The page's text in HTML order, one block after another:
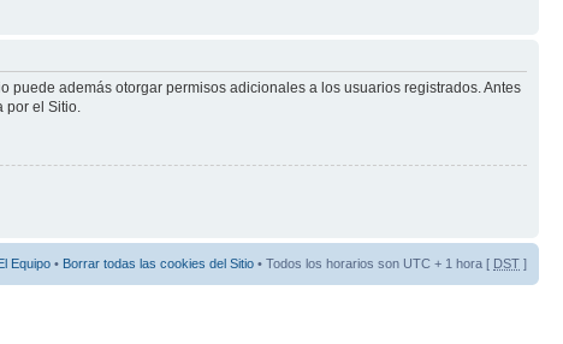
puede además otorgar permisos adicionales a los usuarios registrados. Antes
por el Sitio.
Equipo • Borrar todas las cookies del Sitio • Todos los horarios son UTC + 1 hora [ DST ]